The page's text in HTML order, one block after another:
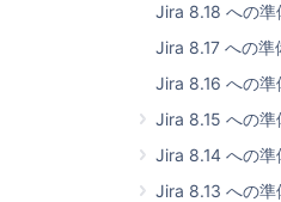
Jira 8.18 への準
Jira 8.17 への準
Jira 8.16 への準
Jira 8.15 への準
Jira 8.14 への準
Jira 8.13 への準
問題の修正
匿名化を再試行する前に
題を修正する必要がありま